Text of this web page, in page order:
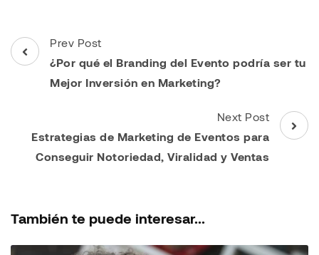
Post
Navigation
Prev Post
¿Por qué el Branding del Evento podría ser tu
Mejor Inversión en Marketing?
Next Post
Estrategias de Marketing de Eventos para
Conseguir Notoriedad, Viralidad y Ventas
También te puede interesar...